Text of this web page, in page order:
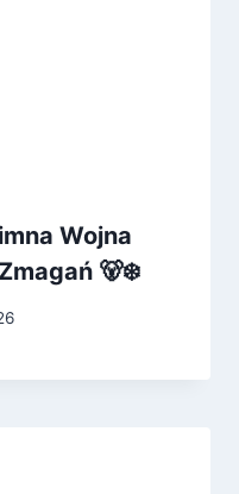
Wojna
🐻‍❄️